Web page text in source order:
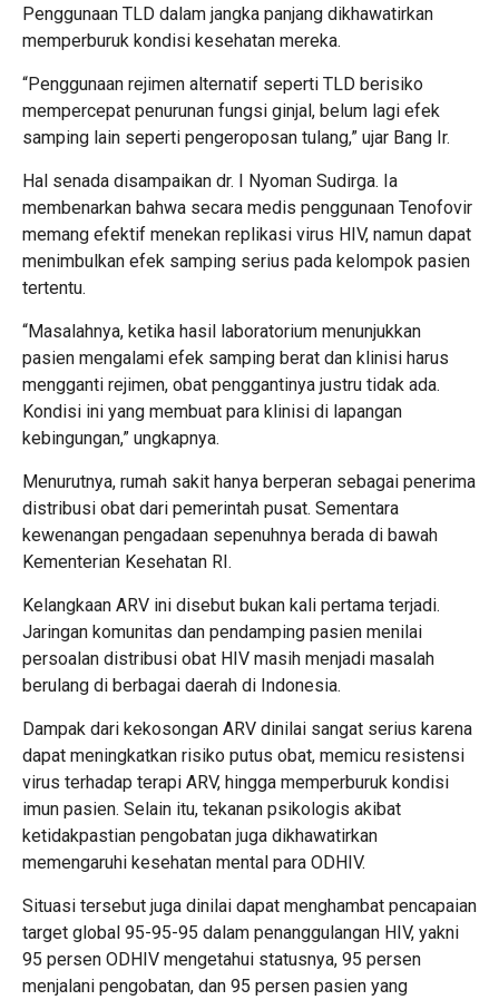
Penggunaan TLD dalam jangka panjang dikhawatirkan
memperburuk kondisi kesehatan mereka.
“Penggunaan rejimen alternatif seperti TLD berisiko
mempercepat penurunan fungsi ginjal, belum lagi efek
samping lain seperti pengeroposan tulang,” ujar Bang Ir.
Hal senada disampaikan dr. I Nyoman Sudirga. Ia
membenarkan bahwa secara medis penggunaan Tenofovir
memang efektif menekan replikasi virus HIV, namun dapat
menimbulkan efek samping serius pada kelompok pasien
tertentu.
“Masalahnya, ketika hasil laboratorium menunjukkan
pasien mengalami efek samping berat dan klinisi harus
mengganti rejimen, obat penggantinya justru tidak ada.
Kondisi ini yang membuat para klinisi di lapangan
kebingungan,” ungkapnya.
Menurutnya, rumah sakit hanya berperan sebagai penerima
distribusi obat dari pemerintah pusat. Sementara
kewenangan pengadaan sepenuhnya berada di bawah
Kementerian Kesehatan RI.
Kelangkaan ARV ini disebut bukan kali pertama terjadi.
Jaringan komunitas dan pendamping pasien menilai
persoalan distribusi obat HIV masih menjadi masalah
berulang di berbagai daerah di Indonesia.
Dampak dari kekosongan ARV dinilai sangat serius karena
dapat meningkatkan risiko putus obat, memicu resistensi
virus terhadap terapi ARV, hingga memperburuk kondisi
imun pasien. Selain itu, tekanan psikologis akibat
ketidakpastian pengobatan juga dikhawatirkan
memengaruhi kesehatan mental para ODHIV.
Situasi tersebut juga dinilai dapat menghambat pencapaian
target global 95-95-95 dalam penanggulangan HIV, yakni
95 persen ODHIV mengetahui statusnya, 95 persen
menjalani pengobatan, dan 95 persen pasien yang